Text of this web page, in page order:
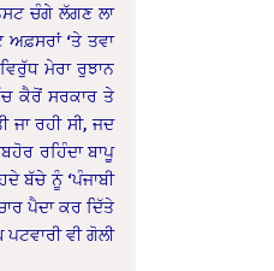
ਚੰਗੇ ਲੱਗਣ ਲਾ
‘ਤੇ ਤਵਾ
ਮੇਰਾ ਰੁਝਾਨ
ਕੈਰੋਂ ਸਰਕਾਰ ਤੇ
ਜਾ ਰਹੀ ਸੀ, ਜਦ
ਰਹਿੰਦਾ ਬਾਪੂ
ਬੱਚੇ ਨੂੰ ‘ਪੰਜਾਬੀ
ਪੈਦਾ ਕਰ ਦਿੱਤੇ
ਵੀ ਗੋਲੀ